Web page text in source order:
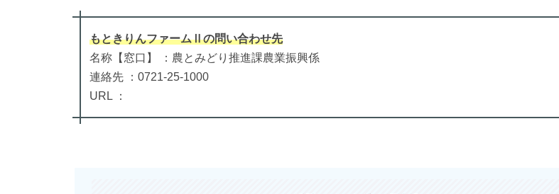
もときりんファームⅡの問い合わせ先
名称【窓口】 ：農とみどり推進課農業振興係
連絡先 ：0721-25-1000
URL ：